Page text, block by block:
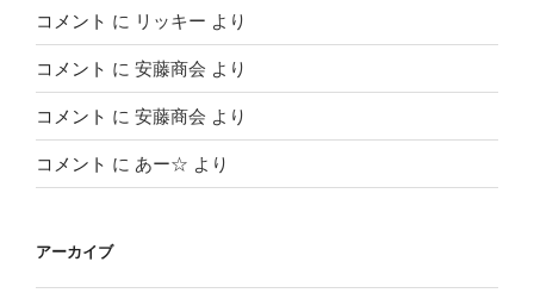
コメント に リッキー より
コメント に 安藤商会 より
コメント に 安藤商会 より
コメント に あー☆ より
アーカイブ